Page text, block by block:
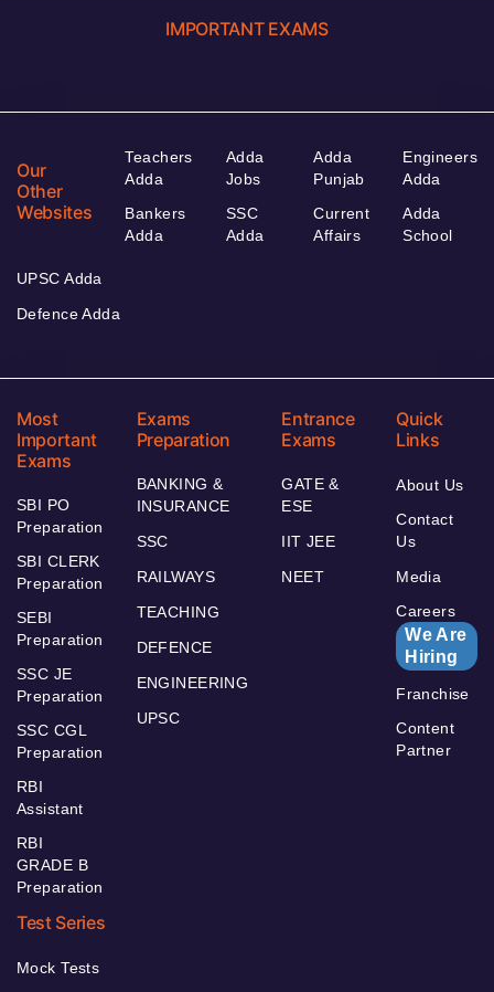
IMPORTANT EXAMS
Our
Other
Websites
Teachers
Adda
Bankers
Adda
Adda
Jobs
SSC
Adda
Adda
Punjab
Current
Affairs
Engineers
Adda
Adda
School
UPSC Adda
Defence Adda
Most
Important
Exams
SBI PO
Preparation
SBI CLERK
Preparation
SEBI
Preparation
SSC JE
Preparation
SSC CGL
Preparation
RBI
Assistant
RBI
GRADE B
Preparation
Exams
Preparation
BANKING &
INSURANCE
SSC
RAILWAYS
TEACHING
DEFENCE
ENGINEERING
UPSC
Entrance
Exams
GATE &
ESE
IIT JEE
NEET
Quick
Links
About Us
Contact
Us
Media
Careers
We Are
Hiring
Franchise
Content
Partner
Test Series
Mock Tests